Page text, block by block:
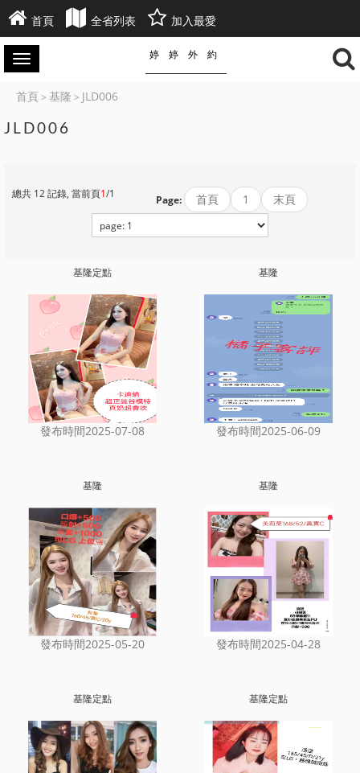
首頁 全省列表 加入最愛
婷婷外約
首頁> 基隆 > JLD006
JLD006
Page:
總共 12 記錄, 當前頁1/1 首頁 1 末頁
基隆定點
發布時間2025-07-08
基隆
發布時間2025-06-09
基隆
發布時間2025-05-20
基隆
發布時間2025-04-28
基隆定點 基隆定點